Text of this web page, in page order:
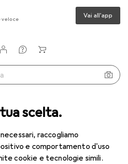
scelta.
raccogliamo
e comportamento d'uso
cookie e tecnologie simili.
veloce Vai all'app
confronto
desideri
più HydraGlyde per l'astigmatismo
1 Immagine